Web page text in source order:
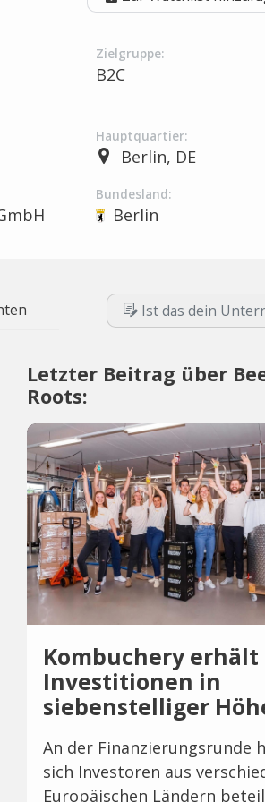
Zielgruppe:
B2C
Hauptquartier:
Berlin, DE
Bundesland:
Berlin
Ist das dein
Letzter Beitrag über
Roots:
Kombuchery erhält
Investitionen in
siebenstelliger
An der Finanzierungsrunde
sich Investoren aus
Europäischen Ländern